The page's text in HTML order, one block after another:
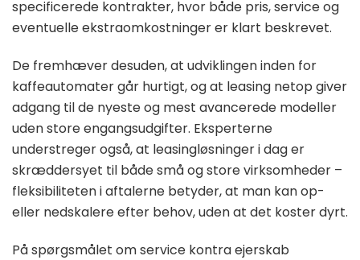
specificerede kontrakter, hvor både pris, service og
eventuelle ekstraomkostninger er klart beskrevet.
De fremhæver desuden, at udviklingen inden for
kaffeautomater går hurtigt, og at leasing netop giver
adgang til de nyeste og mest avancerede modeller
uden store engangsudgifter. Eksperterne
understreger også, at leasingløsninger i dag er
skræddersyet til både små og store virksomheder –
fleksibiliteten i aftalerne betyder, at man kan op-
eller nedskalere efter behov, uden at det koster dyrt.
På spørgsmålet om service kontra ejerskab